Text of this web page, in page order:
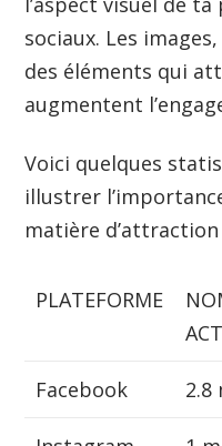
sociaux. Les
des éléments qui
augmentent
Voici quelques
illustrer
matière
PLATEFORME
Facebook 2.8